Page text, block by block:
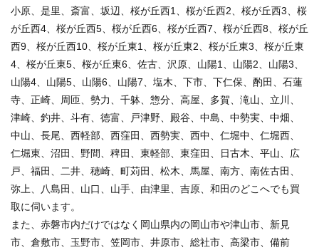
小原、是里、斎富、坂辺、桜が丘西1、桜が丘西2、桜が丘西3、桜
が丘西4、桜が丘西5、桜が丘西6、桜が丘西7、桜が丘西8、桜が丘
西9、桜が丘西10、桜が丘東1、桜が丘東2、桜が丘東3、桜が丘東
4、桜が丘東5、桜が丘東6、佐古、沢原、山陽1、山陽2、山陽3、
山陽4、山陽5、山陽6、山陽7、塩木、下市、下仁保、酌田、石蓮
寺、正崎、周匝、勢力、千躰、惣分、高屋、多賀、滝山、立川、
津崎、釣井、斗有、徳富、戸津野、殿谷、中島、中勢実、中畑、
中山、長尾、西軽部、西窪田、西勢実、西中、仁堀中、仁堀西、
仁堀東、沼田、野間、稗田、東軽部、東窪田、日古木、平山、広
戸、福田、二井、穂崎、町苅田、松木、馬屋、南方、南佐古田、
弥上、八島田、山口、山手、由津里、吉原、和田のどこへでも買
取に伺います。
また、赤磐市内だけではなく岡山県内の岡山市や津山市、新見
市、倉敷市、玉野市、笠岡市、井原市、総社市、高梁市、備前